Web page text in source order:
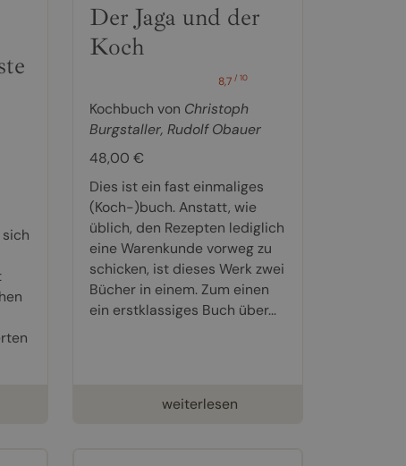
Der Jaga und der
Koch
8,7/ 10
Kochbuch von Christoph
Burgstaller, Rudolf Obauer
48,00 €
Dies ist ein fast einmaliges
(Koch-)buch. Anstatt, wie
üblich, den Rezepten lediglich
eine Warenkunde vorweg zu
schicken, ist dieses Werk zwei
Bücher in einem. Zum einen
ein erstklassiges Buch über...
weiterlesen